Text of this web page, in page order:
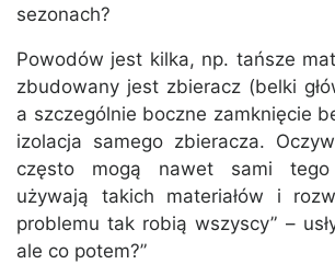
sezonach?
Powodów jest kilka, np. tańsze
zbudowany jest zbieracz (belki
a szczególnie boczne zamknięcie
izolacja samego zbieracza.
często mogą nawet sami
używają takich materiałów i
problemu tak robią wszyscy” –
ale co potem?”